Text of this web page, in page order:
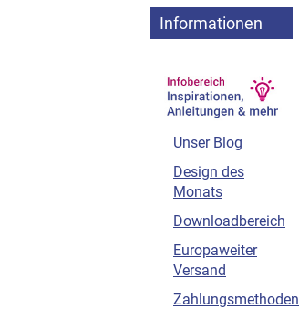
Informationen
Unser Blog
Design des
Monats
Downloadbereich
Europaweiter
Versand
Zahlungsmethoden